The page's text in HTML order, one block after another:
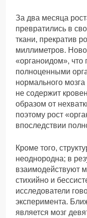
За два месяца
превратились в
ткани, прекратив
миллиметров.
«органоидом», что
полноценными
нормального
не содержит
образом от
поэтому рост
впоследствии
Кроме того,
неоднородна; в
взаимодействуют
стихийно и
исследователи
эксперимента.
является мозг